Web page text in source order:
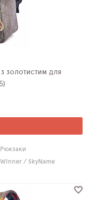
золотистим для
Рюкзаки
Winner / SkyName